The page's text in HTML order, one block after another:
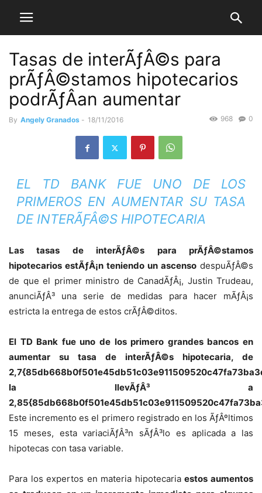
Tasas de interÃƒÂ©s para
prÃƒÂ©stamos hipotecarios
podrÃƒÂ­an aumentar
By Angely Granados - 18/11/2016 0
968
EL TD BANK FUE UNO DE LOS
PRIMEROS EN AUMENTAR SU TASA
DE INTERÃƑÂ©S HIPOTECARIA
Las tasas de interÃƒÂ©s para prÃƒÂ©stamos
hipotecarios estÃƒÂ¡n teniendo un ascenso despuÃƒÂ©s
de que el primer ministro de CanadÃƒÂ¡, Justin Trudeau,
anunciÃƒÂ³ una serie de medidas para hacer mÃƒÂ¡s
estricta la entrega de estos crÃƒÂ©ditos.
El TD Bank fue uno de los primero grandes bancos en
aumentar su tasa de interÃƒÂ©s hipotecaria, de
la llevÃƒÂ³ a
Este incremento es el primero registrado en los ÃƒÂºltimos
15 meses, esta variaciÃƒÂ³n sÃƒÂ³lo es aplicada a las
hipotecas con tasa variable.
Para los expertos en materia hipotecariaestos aumentos